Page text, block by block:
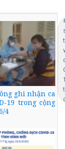
ghi nhận ca
19 trong cộng
4